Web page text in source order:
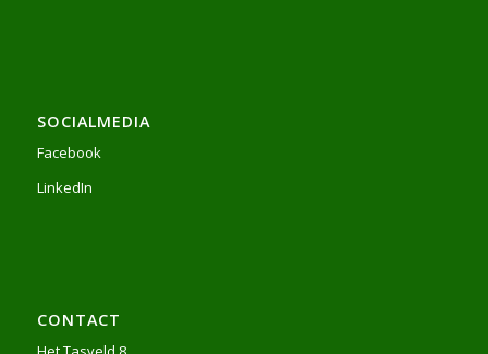
SOCIALMEDIA
Facebook
LinkedIn
CONTACT